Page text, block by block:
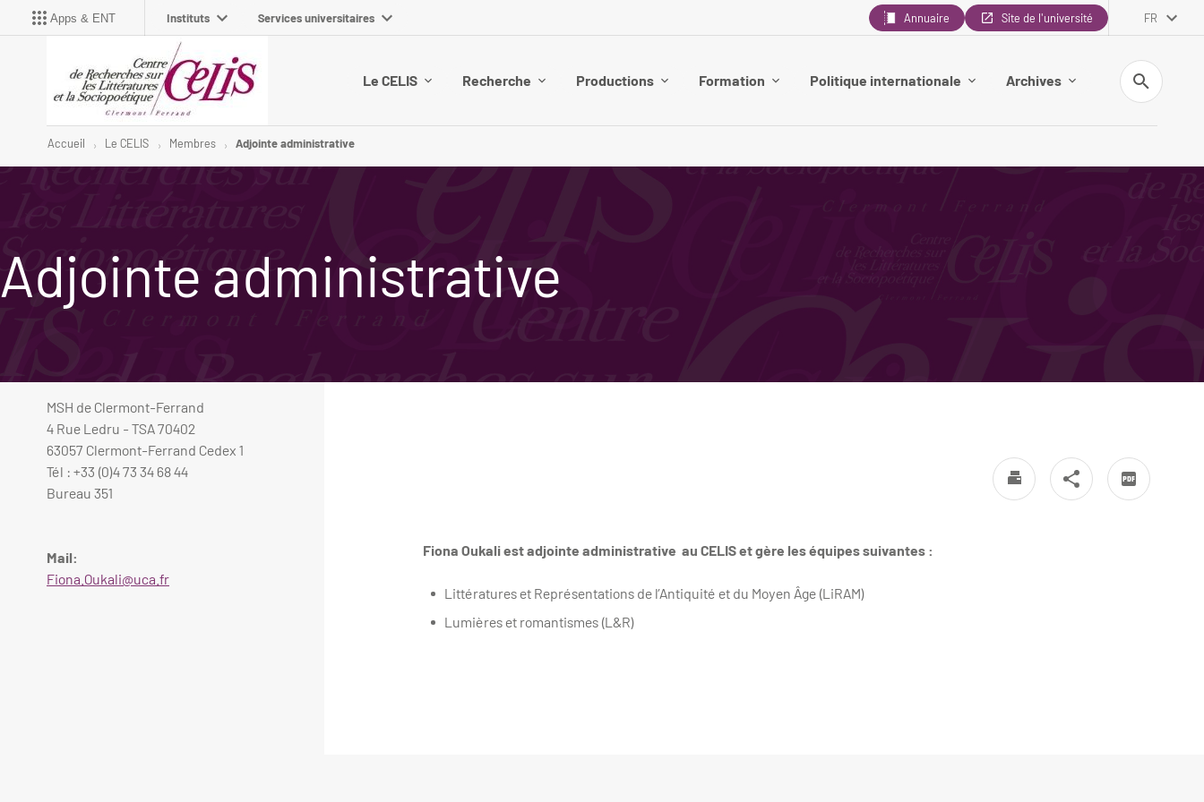
Apps & ENT Instituts Services universitaires Annuaire Site de l'université FR
Le CELIS Recherche Productions Formation Politique internationale Archives
Recherche
Accueil Le CELIS Membres Adjointe administrative
Adjointe administrative
Fiona Oukali est adjointe administrative au CELIS et gère les équipes suivantes :
Littératures et Représentations de l’Antiquité et du Moyen Âge (LiRAM)
Lumières et romantismes (L&R)
MSH de Clermont-Ferrand
4 Rue Ledru - TSA 70402
63057 Clermont-Ferrand Cedex 1
Tél : +33 (0)4 73 34 68 44
Bureau 351
Mail:
Fiona.Oukali@uca.fr